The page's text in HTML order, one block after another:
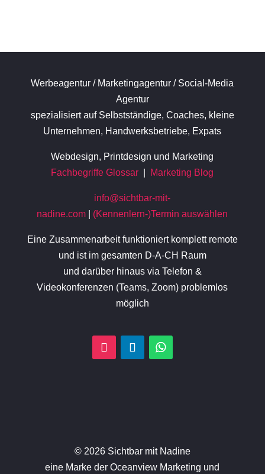
Werbeagentur / Marketingagentur / Social-Media
Agentur
spezialisiert auf Selbstständige, Coaches, kleine
Unternehmen, Handwerksbetriebe, Expats
Webdesign, Printdesign und Marketing
Fachbegriffe Glossar
Marketing Blog
info@sichtbar-mit-
nadine.com
(Kennenlern-)Termin auswählen
Eine Zusammenarbeit funktioniert komplett remote
und ist im gesamten D-A-CH Raum
und darüber hinaus via Telefon &
Videokonferenzen (Teams, Zoom) problemlos
möglich
© 2026 Sichtbar mit Nadine
eine Marke der Oceanview Marketing und